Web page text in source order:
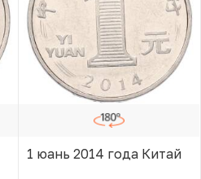
1 юань 2014 года Китай